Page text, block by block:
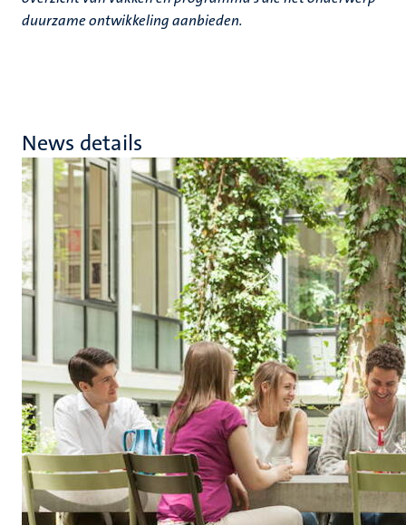
duurzame ontwikkeling aanbieden.
News details